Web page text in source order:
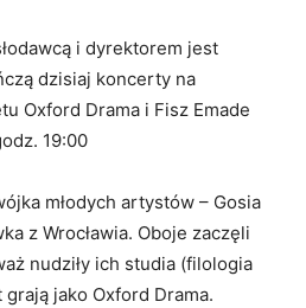
i dyrektorem jest
dzisiaj koncerty na
Oxford Drama i Fisz Emade
19:00
młodych artystów – Gosia
z Wrocławia. Oboje zaczęli
nudziły ich studia (filologia
jako Oxford Drama.